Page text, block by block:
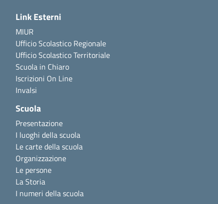
Link Esterni
MIUR
Ufficio Scolastico Regionale
Ufficio Scolastico Territoriale
Scuola in Chiaro
Iscrizioni On Line
Invalsi
Scuola
Presentazione
I luoghi della scuola
Le carte della scuola
Organizzazione
Le persone
La Storia
I numeri della scuola